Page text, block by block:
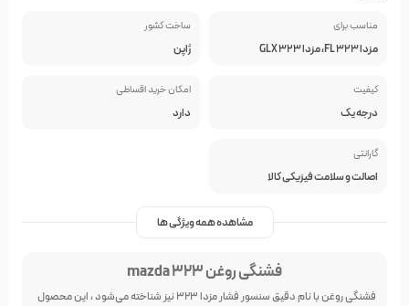
مناسب برای
مزدا 323 FL، مزدا 323 GLX
ساخت کشور
ژاپن
کیفیت
درجه یک
امکان خرید اقساطی
دارد
گارانتی
اصالت و سلامت فیزیکی کالا
مشاهده همه ویژگی ها
فشنگی روغن mazda 323
فشنگی روغن با نام دقیق سنسور فشار مزدا 323 نیز شناخته می‌شود ، این محصول